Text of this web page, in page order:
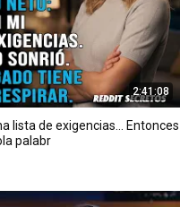
2:41:08
lista de exigencias... Entonces
palabr